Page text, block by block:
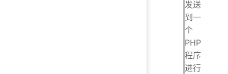
发送
到一
个
PHP
程序
进行